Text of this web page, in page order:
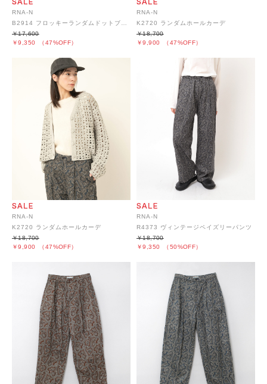
RNA-N
B2914 フロッキーランダムドットブラウス
￥9,350 （47%OFF）
￥17,600
RNA-N
K2720 ランダムホールカーデ
￥9,900 （47%OFF）
￥18,700
RNA-N
K2720 ランダムホールカーデ
￥9,900 （47%OFF）
￥18,700
RNA-N
R4373 ヴィンテージペイズリーパンツ
￥9,350 （50%OFF）
￥18,700